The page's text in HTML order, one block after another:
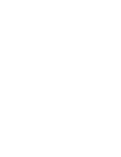
広告会社になります。 現
い業態の集客支援をさせ
フィスを持っております
ます。 弊社独自の配
「IDEAL」「FITLU」など
頂けている理由の１つで
ン、予算のご提案をさせ